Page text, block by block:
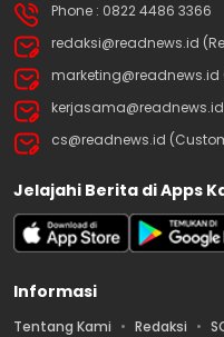
Phone : 0822 4486 3366
redaksi@readnews.id
marketing@readnews.id
cs@readnews.id
Jelajahi Berita di Apps
Informasi
Tentang Kami Redaksi